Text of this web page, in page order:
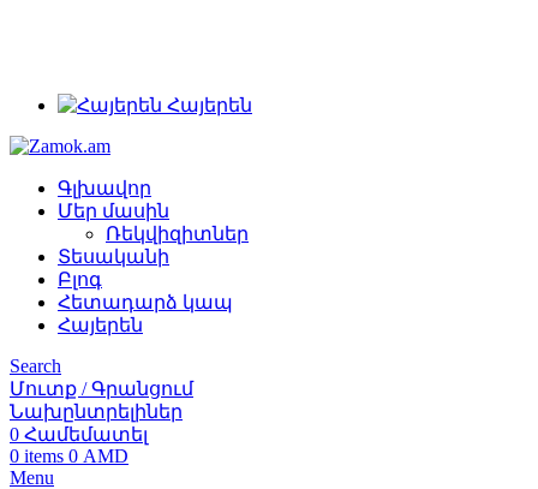
Հայերեն
Գլխավոր
Մեր մասին
Ռեկվիզիտներ
Տեսականի
Բլոգ
Հետադարձ կապ
Հայերեն
Search
Մուտք / Գրանցում
Նախընտրելիներ
0 Համեմատել
0 items 0 AMD
Menu